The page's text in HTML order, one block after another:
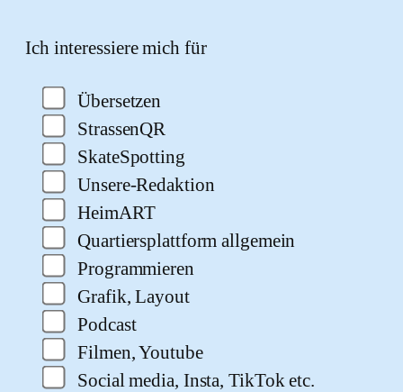
Ich interessiere mich für
Übersetzen
StrassenQR
SkateSpotting
Unsere-Redaktion
HeimART
Quartiersplattform allgemein
Programmieren
Grafik, Layout
Podcast
Filmen, Youtube
Social media, Insta, TikTok etc.